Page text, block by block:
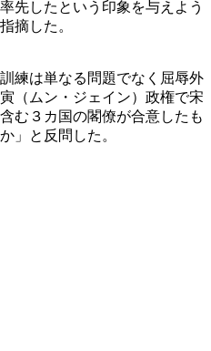
先したという印象を与えよう
摘した。
練は単なる問題でなく屈辱外
（ムン・ジェイン）政権で宋
む３カ国の閣僚が合意したも
」と反問した。